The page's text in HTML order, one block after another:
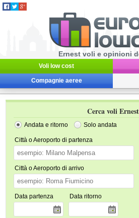
Ernest voli e opinioni
Voli low cost
Compagnie aeree
Cerca voli Ernest
Andata e ritorno Solo andata
Città o Aeroporto di partenza
Città o Aeroporto di arrivo
Data partenza Data ritorno